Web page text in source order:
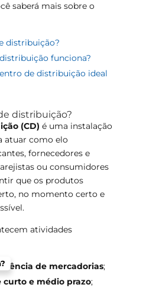
saberá mais sobre o
distribuição?
funciona?
de distribuição ideal
distribuição?
(CD) é uma instalação
atuar como elo
fornecedores e
ou consumidores
que os produtos
no momento certo e
atividades
de mercadorias;
e médio prazo;